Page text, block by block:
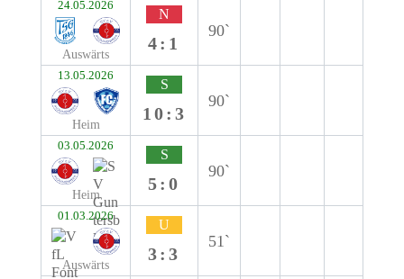
24.05.2026
Auswärts
N
4:1
90`
13.05.2026
Heim
S
10:3
90`
03.05.2026
Heim
S
5:0
90`
01.03.2026
Auswärts
U
3:3
51`